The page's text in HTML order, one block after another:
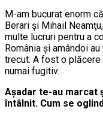
M-am bucurat enorm
Berari şi Mihail
multe lucruri pentru a
România şi amândoi
trecut. A fost o plăcere
numai fugitiv.
Aşadar te-au marcat
întâlnit. Cum se